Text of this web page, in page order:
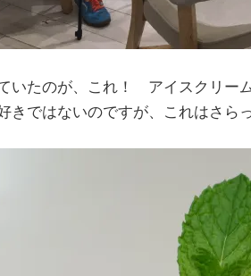
いたのが、これ！ アイスクリ
きではないのですが、これはさら